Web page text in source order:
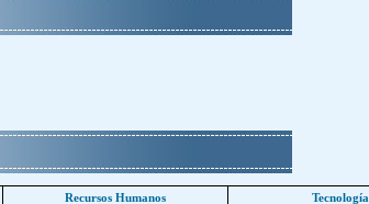
Recursos Humanos Tecnología